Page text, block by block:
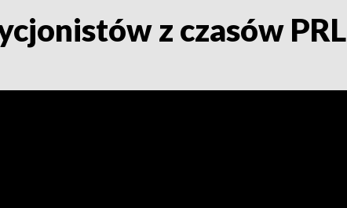
z czasów PRL